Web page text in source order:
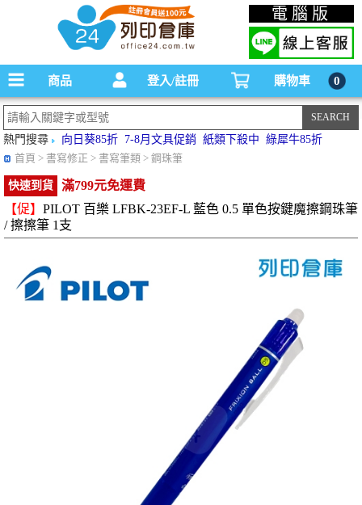
碳粉匣，墨水匣,原廠碳粉匣，副廠碳粉匣，環保碳粉匣,連續供墨印表機-office24列印
倉庫線上購物手機版
電腦版
商品 登入/註冊 購物車 0
熱門搜尋 向日葵85折 7-8月文具促銷 紙類下殺中
綠犀牛85折
首頁 > 書寫修正 > 書寫筆類 > 鋼珠筆
快速到貨
滿799元免運費
【促】 PILOT 百樂 LFBK-23EF-L 藍色 0.5 單色按鍵魔擦鋼珠筆
/ 擦擦筆 1支